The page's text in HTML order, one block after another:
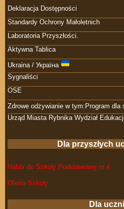
Deklaracja Dostępności
Standardy Ochrony Małoletnich
Laboratoria Przyszłości.
Aktywna Tablica
Ukraina / Україна
Sygnaliści
OSE
Zdrowe odżywianie w tym:Program dla
Urząd Miasta Rybnika Wydział Edukacji
Dla przyszłych
Nabór do Szkoły Podstawowej nr 4
Oferta Szkoły
Dla